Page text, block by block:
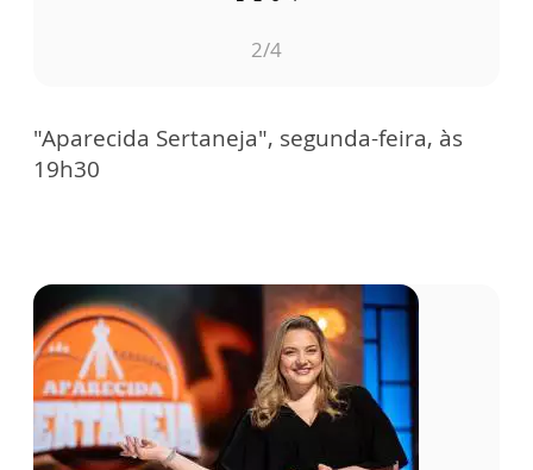
2/4
"Aparecida Sertaneja", segunda-feira, às
19h30